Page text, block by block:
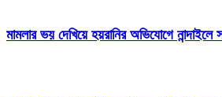
মামলার ভয় দেখিয়ে হয়রানির অভিযোগে নান্দাইলে